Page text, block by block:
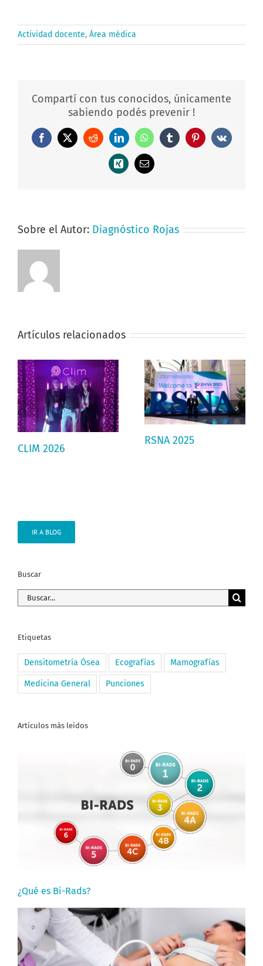
Actividad docente, Área médica
Compartí con tus conocidos, únicamente
sabiendo podés prevenir !
Facebook
X RedditLinkedInWhatsAppTumblrPinterestVk
Xing
Correo
Sobre el Autor: Diagnóstico Rojas
Artículos relacionados
CLIM 2026
RSNA 2025
IR A BLOG
Buscar
Buscar:
Etiquetas
Densitometría Ósea Ecografías Mamografías
Medicina General Punciones
Artículos más leídos
¿Qué es Bi-Rads?